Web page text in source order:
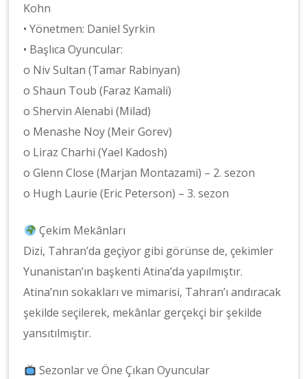
Kohn
• Yönetmen: Daniel Syrkin
• Başlıca Oyuncular:
o Niv Sultan (Tamar Rabinyan)
o Shaun Toub (Faraz Kamali)
o Shervin Alenabi (Milad)
o Menashe Noy (Meir Gorev)
o Liraz Charhi (Yael Kadosh)
o Glenn Close (Marjan Montazami) – 2. sezon
o Hugh Laurie (Eric Peterson) – 3. sezon
Çekim Mekânları
Dizi, Tahran’da geçiyor gibi görünse de, çekimler
Yunanistan’ın başkenti Atina’da yapılmıştır.
Atina’nın sokakları ve mimarisi, Tahran’ı andıracak
şekilde seçilerek, mekânlar gerçekçi bir şekilde
yansıtılmıştır.
Sezonlar ve Öne Çıkan Oyuncular